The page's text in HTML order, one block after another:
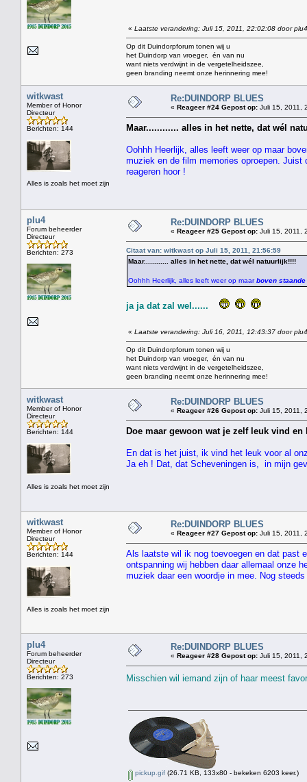
« Laatste verandering: Juli 15, 2011, 22:02:08 door plu4
Op dit Duindorpforum tonen wij u
het Duindorp van vroeger, én van nu
want niets verdwijnt in de vergetelheidszee,
geen branding neemt onze herinnering mee!
witkwast
Member of Honor
Directeur
Berichten: 144
Alles is zoals het moet zijn
Re:DUINDORP BLUES
« Reageer #24 Gepost op: Juli 15, 2011,
Maar............ alles in het nette, dat wél
Oohhh Heerlijk, alles leeft weer op maar
muziek en de film memories oproepen.
reageren hoor !
plu4
Forum beheerder
Directeur
Berichten: 273
Re:DUINDORP BLUES
« Reageer #25 Gepost op: Juli 15, 2011,
Citaat van: witkwast op Juli 15, 2011, 21:56:59
Maar............ alles in het nette, dat wél natuurlijk!!!!
Oohhh Heerlijk, alles leeft weer op maarboven
ja ja dat zal wel......
« Laatste verandering: Juli 16, 2011, 12:43:37 door plu4
Op dit Duindorpforum tonen wij u
het Duindorp van vroeger, én van nu
want niets verdwijnt in de vergetelheidszee,
geen branding neemt onze herinnering mee!
witkwast
Member of Honor
Directeur
Berichten: 144
Alles is zoals het moet zijn
Re:DUINDORP BLUES
« Reageer #26 Gepost op: Juli 15, 2011,
Doe maar gewoon wat je zelf leuk vind
En dat is het juist, ik vind het leuk voor al
Ja eh ! Dat, dat Scheveningen is, in mijn
witkwast
Member of Honor
Directeur
Berichten: 144
Alles is zoals het moet zijn
Re:DUINDORP BLUES
« Reageer #27 Gepost op: Juli 15, 2011,
Als laatste wil ik nog toevoegen en dat past
ontspanning wij hebben daar allemaal onze
muziek daar een woordje in mee. Nog
plu4
Forum beheerder
Directeur
Berichten: 273
Re:DUINDORP BLUES
« Reageer #28 Gepost op: Juli 15, 2011,
Misschien wil iemand zijn of haar meest
pickup.gif (26.71 KB, 133x80 - bekeken 6203 keer.)